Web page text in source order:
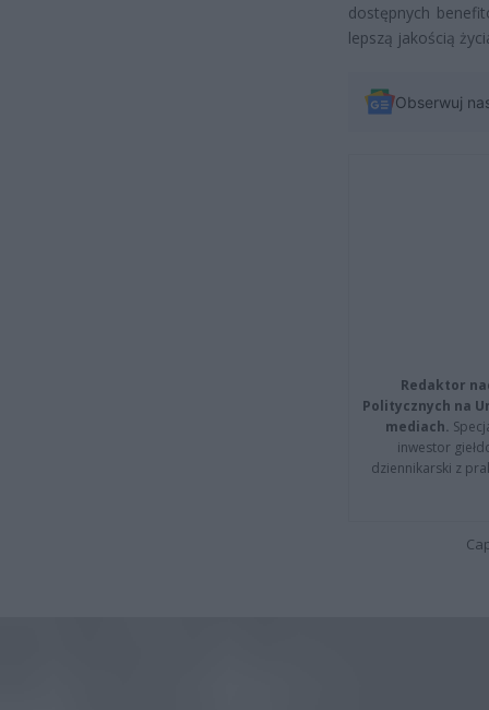
dostępnych
lepszą jakością
Obserwuj
Redaktor
Politycznych na
mediach.
inwestor
dziennikarski z